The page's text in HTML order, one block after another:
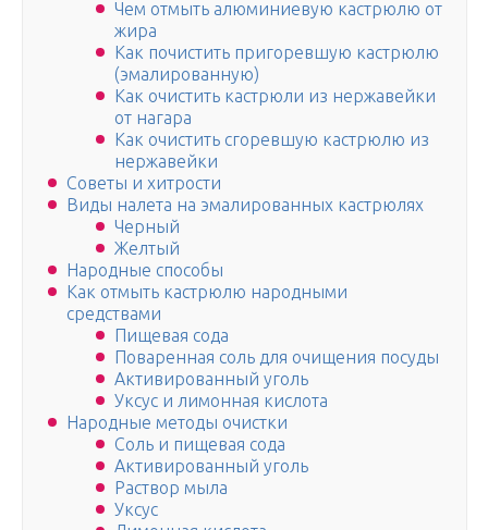
Чем отмыть алюминиевую кастрюлю от
жира
Как почистить пригоревшую кастрюлю
(эмалированную)
Как очистить кастрюли из нержавейки
от нагара
Как очистить сгоревшую кастрюлю из
нержавейки
Советы и хитрости
Виды налета на эмалированных кастрюлях
Черный
Желтый
Народные способы
Как отмыть кастрюлю народными
средствами
Пищевая сода
Поваренная соль для очищения посуды
Активированный уголь
Уксус и лимонная кислота
Народные методы очистки
Соль и пищевая сода
Активированный уголь
Раствор мыла
Уксус